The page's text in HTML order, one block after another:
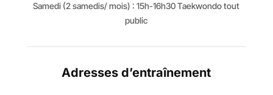
Samedi (2 samedis/ mois) : 15h-16h30 Taekwondo tout
public
Adresses d’entraînement